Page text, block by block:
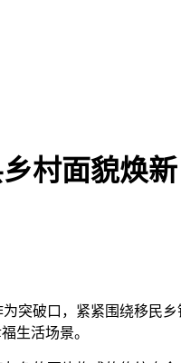
村面貌焕
突破口，紧紧围绕移民
生活场景。